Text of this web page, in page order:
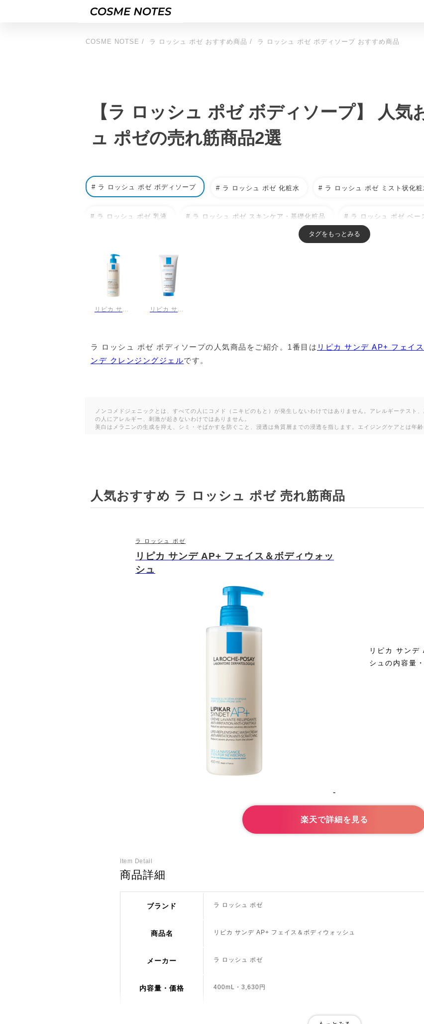
COSME NOTSE ラ ロッシュ ポゼ おすすめ商品 ラ ロッシュ ポゼ ボディソープ おすすめ商品
【ラ ロッシュ ポゼ ボディソープ】 人気
ュ ポゼの売れ筋商品2選
# ラ ロッシュ ポゼ ボディソープ # ラ ロッシュ ポゼ 化粧水 # ラ ロッシュ ポゼ ミスト状化粧
# ラ ロッシュ ポゼ 乳液 # ラ ロッシュ ポゼ スキンケア・基礎化粧品 # ラ ロッシュ ポゼ ベー
# ラ ロッシュ ポゼ クレンジング # ラ ロッシュ ポゼ クレン
# ラ ロッシュ ポゼ ファンデーション
# ラ ロッシュ ポゼ その他洗顔料
# ラ ロッシュ ポゼ シートマスク・パック # ラ ロッシュ ポゼ 日焼け対策・UVケア # ラ ロッ
# ラ ロッシュ ポゼ リキッドクレンジング # ラ ロッシュ ポゼ 目元・口元スペシャルケア
# ラ ロッシュ ポゼ 口紅・グロス・リップライナー # ラ ロッシュ ポゼ ペンシルアイライナー
# ラ ロッシュ ポゼ デイリーボディケア
# ラ ロッシュ ポゼ コフレ・キット・セット
リピカ サンデ AP+ フェイス＆ボディウォッシュ リピカ サンデ クレンジングジェル
ラ ロッシュ ポゼ ボディソープの人気商品をご紹介。1番目は リピカ サンデ AP+ フェイ
ンデ クレンジングジェルです。
ノンコメドジェニックとは、すべての人にコメド（ニキビのもと）が発生しないわけではありません。アレルギーテスト
の人にアレルギー、刺激が起きないわけではありません。
美白はメラニンの生成を抑え、シミ・そばかすを防ぐこと、浸透は角質層までの浸透を指します。エイジングケアとは年
人気おすすめ ラ ロッシュ ポゼ 売れ筋商品
ラ ロッシュ ポゼ
リピカ サンデ AP+ フェイス＆ボディウォッ
シュ
リピカ サンデ
シュの内容量
-
楽天で詳細を見る
Item Detail
商品詳細
ブランド ラ ロッシュ ポゼ
商品名 リピカ サンデ AP+ フェイス＆ボディウォッシュ
メーカー ラ ロッシュ ポゼ
内容量・価格 400mL・3,630円